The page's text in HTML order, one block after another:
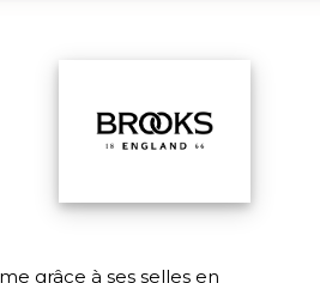
grâce à ses selles en